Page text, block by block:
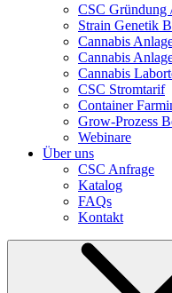
CSC Gründung
Strain Genetik
Cannabis
Cannabis
Cannabis
CSC Stromtarif
Container
Grow-Prozess
Webinare
Über uns
CSC Anfrage
Katalog
FAQs
Kontakt